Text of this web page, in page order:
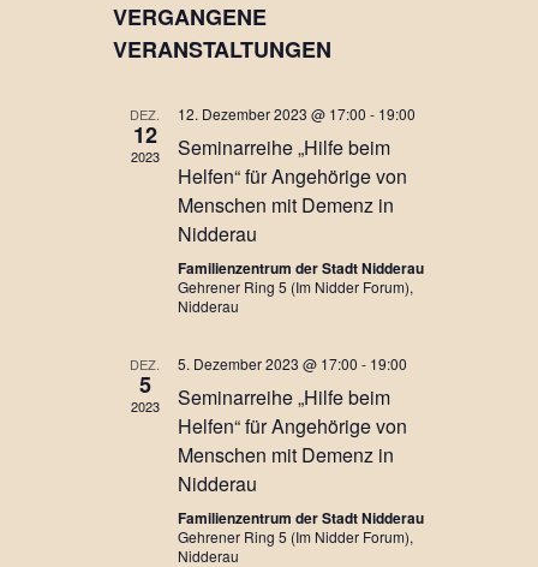
UND
ANSICHTEN,
NAVIGATION
wählen.
VERGANGENE
VERANSTALTUNGEN
DEZ.
12
2023
12. Dezember 2023 @ 17:00 - 19:00
Seminarreihe „Hilfe beim
Helfen“ für Angehörige von
Menschen mit Demenz in
Nidderau
Familienzentrum der Stadt Nidderau
Gehrener Ring 5 (Im Nidder Forum),
Nidderau
DEZ.
5
2023
5. Dezember 2023 @ 17:00 - 19:00
Seminarreihe „Hilfe beim
Helfen“ für Angehörige von
Menschen mit Demenz in
Nidderau
Familienzentrum der Stadt Nidderau
Gehrener Ring 5 (Im Nidder Forum),
Nidderau